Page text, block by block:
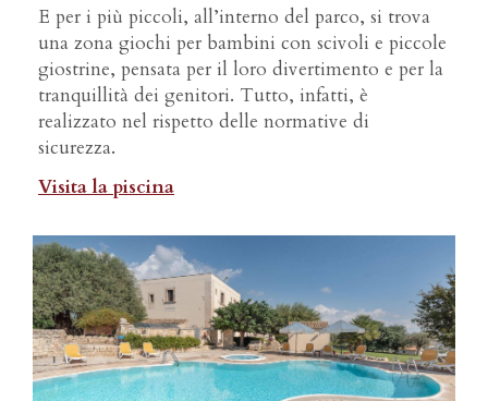
E per i più piccoli, all’interno del parco, si trova
una zona giochi per bambini con scivoli e piccole
giostrine, pensata per il loro divertimento e per la
tranquillità dei genitori. Tutto, infatti, è
realizzato nel rispetto delle normative di
sicurezza.
Visita la piscina